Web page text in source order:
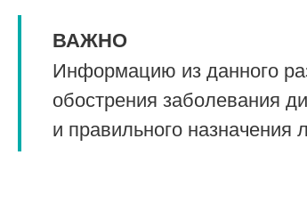
ВАЖНО
Информацию из данного
обострения заболевания
и правильного